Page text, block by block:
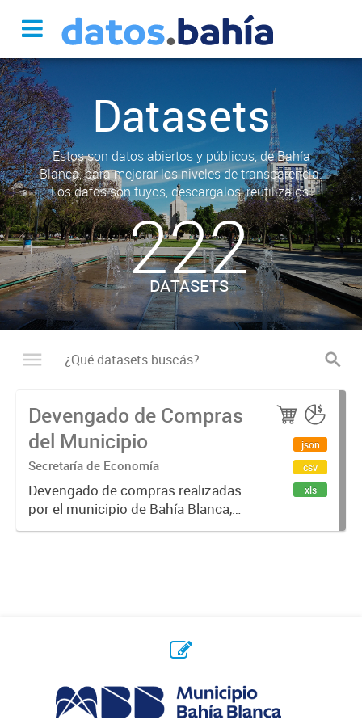
Datasets
Estos son datos abiertos y públicos, de Bahía
Blanca, para mejorar los niveles de transparencia.
Los datos son tuyos, descargalos, reutilizalos.
222
DATASETS
Devengado de Compras
del Municipio
Secretaría de Economía
Devengado de compras realizadas
por el municipio de Bahía Blanca,
por año y proveedor. Un monto
json
csv
xls